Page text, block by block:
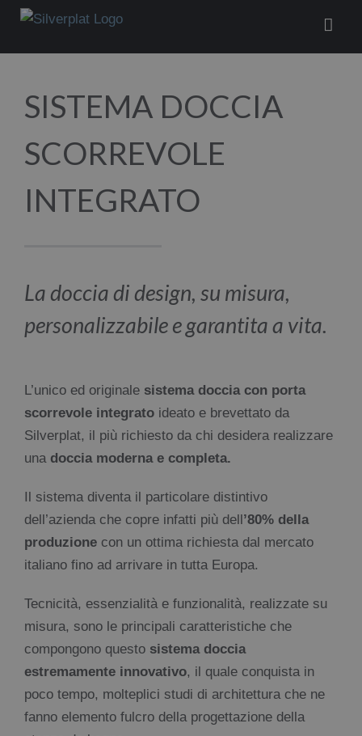
Salta
contenuto
SISTEMA DOCCIA
SCORREVOLE
INTEGRATO
La doccia di design, su misura,
personalizzabile e garantita a vita.
L’unico ed originale sistema doccia con porta
scorrevole integrato ideato e brevettato da
Silverplat, il più richiesto da chi desidera realizzare
una doccia moderna e completa.
Il sistema diventa il particolare distintivo
dell’azienda che copre infatti più dell ’80% della
produzione con un ottima richiesta dal mercato
italiano fino ad arrivare in tutta Europa.
Tecnicità, essenzialità e funzionalità, realizzate su
misura, sono le principali caratteristiche che
compongono questo sistema doccia
estremamente innovativo, il quale conquista in
poco tempo, molteplici studi di architettura che ne
fanno elemento fulcro della progettazione della